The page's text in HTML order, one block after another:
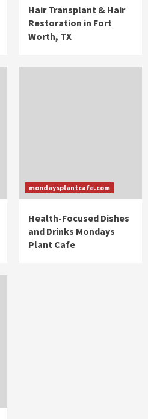
Hair Transplant & Hair
Restoration in Fort
Worth, TX
mondaysplantcafe.com
Health-Focused Dishes
and Drinks Mondays
Plant Cafe